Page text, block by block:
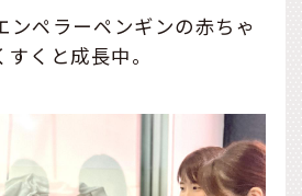
ペラーペンギンの赤ちゃ
くと成長中。